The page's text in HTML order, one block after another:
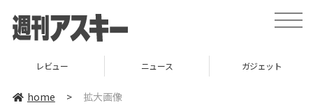
toggle
レビュー ニュース ガジェット
home > 拡大画像